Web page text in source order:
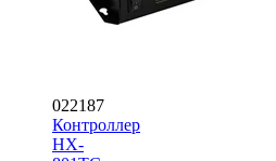
022187
Контроллер
HX-